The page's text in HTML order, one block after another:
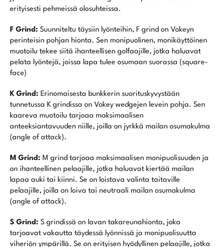
erityisesti pehmeissä olosuhteissa.
F Grind: Suunniteltu täysiin lyönteihin, F grind on Vokeyn
perinteisin pohjan hionta. Sen monipuolinen, monikäyttöinen
muotoilu tekee siitä ihanteellisen golfaajille, jotka haluavat
pelata lyöntejä, joissa lapa tulee osumaan suorassa (square-
face)
K Grind: Erinomaisesta bunkkerin suorituskyvystään
tunnetussa K grindissa on Vokey wedgejen levein pohja. Sen
kaareva muotoilu tarjoaa maksimaalisen
anteeksiantavuuden niille, joilla on jyrkkä mailan osumakulma
(angle of attack).
M Grind: M grind tarjoaa maksimaalisen monipuolisuuden ja
on ihanteellinen pelaajille, jotka haluavat kiertää mailan
lapaa auki tai kiinni. Se on loistava valinta taitaville
pelaajille, joilla on loiva tai neutraali mailan osumakulma
(angle of attack).
S Grind: S grindissä on lavan takareunahionta, joka
tarjoavat vakautta täydessä lyönnissä ja monipuolisuutta
viheriön ympärillä. Se on erityisen hyödyllinen pelaajille, jotka